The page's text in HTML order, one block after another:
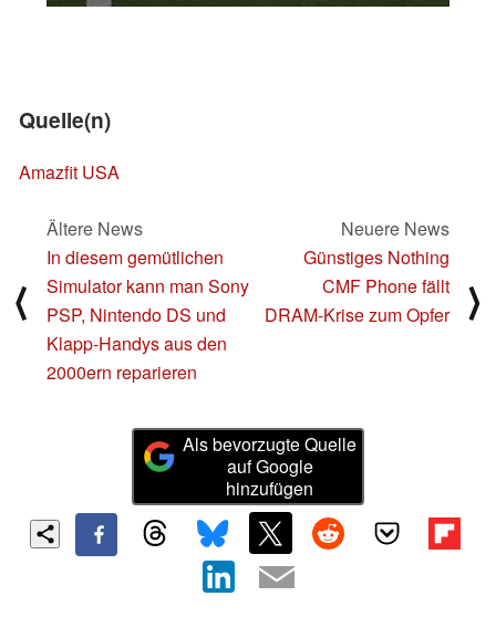
Quelle(n)
Amazfit USA
⟨
Ältere News
In diesem gemütlichen
Simulator kann man Sony
PSP, Nintendo DS und
Klapp-Handys aus den
2000ern reparieren
Neuere News
Günstiges Nothing
CMF Phone fällt
DRAM-Krise zum Opfer
⟩
Als bevorzugte Quelle
auf Google
hinzufügen